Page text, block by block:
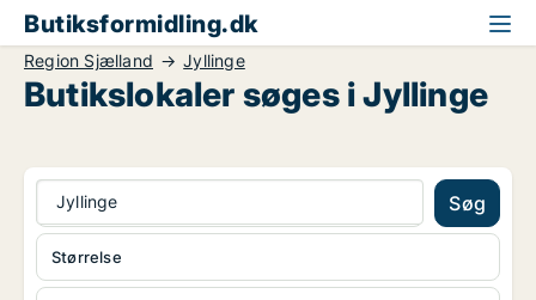
Butiksformidling.dk
Region Sjælland Jyllinge
Butikslokaler søges i Jyllinge
Jyllinge Søg
Størrelse